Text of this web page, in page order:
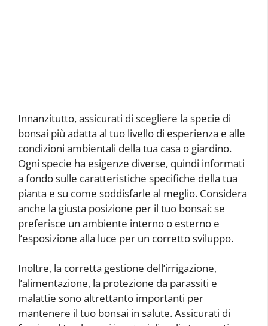
Innanzitutto, assicurati di scegliere la specie di
bonsai più adatta al tuo livello di esperienza e alle
condizioni ambientali della tua casa o giardino.
Ogni specie ha esigenze diverse, quindi informati
a fondo sulle caratteristiche specifiche della tua
pianta e su come soddisfarle al meglio. Considera
anche la giusta posizione per il tuo bonsai: se
preferisce un ambiente interno o esterno e
l’esposizione alla luce per un corretto sviluppo.
Inoltre, la corretta gestione dell’irrigazione,
l’alimentazione, la protezione da parassiti e
malattie sono altrettanto importanti per
mantenere il tuo bonsai in salute. Assicurati di